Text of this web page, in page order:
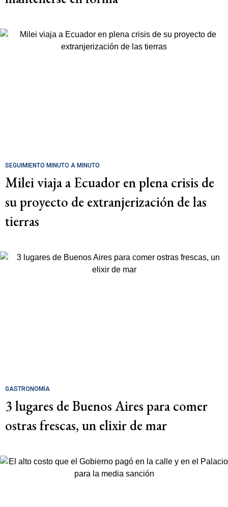
SEGUIMIENTO MINUTO A MINUTO
Milei viaja a Ecuador en plena crisis de
su proyecto de extranjerización de las
tierras
GASTRONOMÍA
3 lugares de Buenos Aires para comer
ostras frescas, un elixir de mar